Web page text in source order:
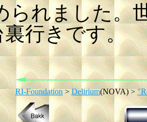
られました。
行きです。
RI-Foundation>Delirium(NOVA) >